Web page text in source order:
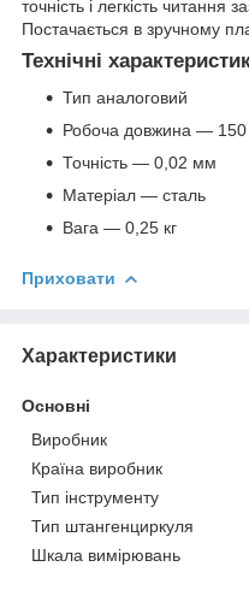
точність і легкість читання
Постачається в зручному
Технічні
Тип аналоговий
Робоча довжина —
Точність — 0,02 мм
Матеріал — сталь
Вага — 0,25 кг
Приховати
Характеристики
Основні
Виробник
Країна виробник
Тип інструменту
Тип штангенциркуля
Шкала вимірювань